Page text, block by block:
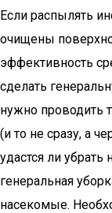
Если распылять
очищены
эффективность
сделать
нужно проводить
(и то не сразу, а
удастся ли
генеральная
насекомые.